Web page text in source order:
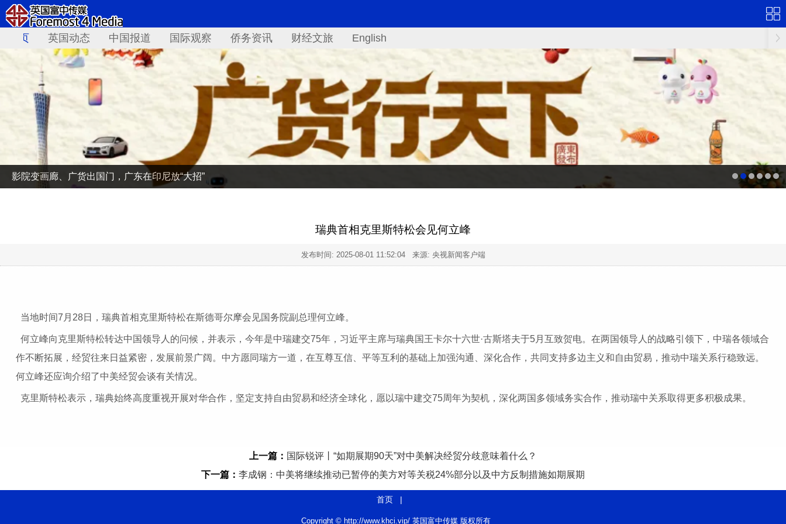
首页 英国动态 中国报道 国际观察 侨务资讯 财经文旅 English
影院变画廊、广货出国门，广东在印尼放“大招”
瑞典首相克里斯特松会见何立峰
发布时间: 2025-08-01 11:52:04来源: 央视新闻客户端
当地时间7月28日，瑞典首相克里斯特松在斯德哥尔摩会见国务院副总理何立峰。
何立峰向克里斯特松转达中国领导人的问候，并表示，今年是中瑞建交75年，习近平主席与瑞典国王卡尔十六世·古斯塔夫于5月互致贺电。在两国领导人的战略引领下，中瑞各领域合
作不断拓展，经贸往来日益紧密，发展前景广阔。中方愿同瑞方一道，在互尊互信、平等互利的基础上加强沟通、深化合作，共同支持多边主义和自由贸易，推动中瑞关系行稳致远。
何立峰还应询介绍了中美经贸会谈有关情况。
克里斯特松表示，瑞典始终高度重视开展对华合作，坚定支持自由贸易和经济全球化，愿以瑞中建交75周年为契机，深化两国多领域务实合作，推动瑞中关系取得更多积极成果。
上一篇： 国际锐评丨“如期展期90天”对中美解决经贸分歧意味着什么？
下一篇： 李成钢：中美将继续推动已暂停的美方对等关税24%部分以及中方反制措施如期展期
首页 |
Copyright © http://www.khci.vip/ 英国富中传媒 版权所有